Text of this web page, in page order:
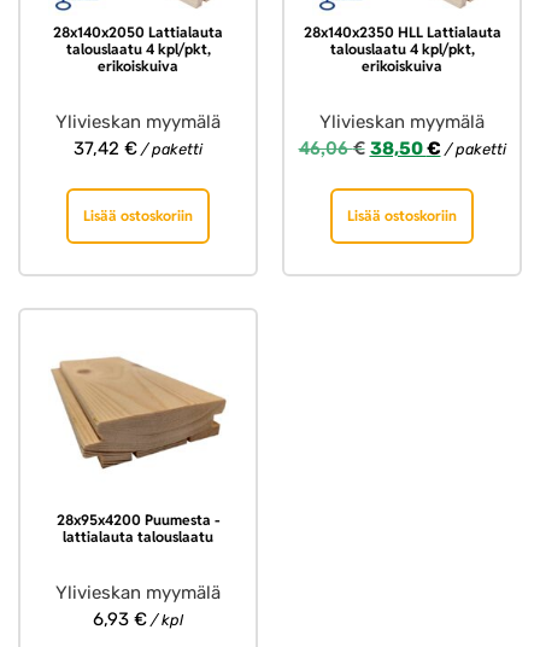
28x140x2050 Lattialauta
talouslaatu 4 kpl/pkt,
erikoiskuiva
Ylivieskan myymälä
37,42 € / paketti
Lisää ostoskoriin
28x140x2350 HLL Lattialauta
talouslaatu 4 kpl/pkt,
erikoiskuiva
Ylivieskan myymälä
46,06€ 38,50€ / paketti
Lisää ostoskoriin
28x95x4200 Puumesta -
lattialauta talouslaatu
Ylivieskan myymälä
6,93 € / kpl